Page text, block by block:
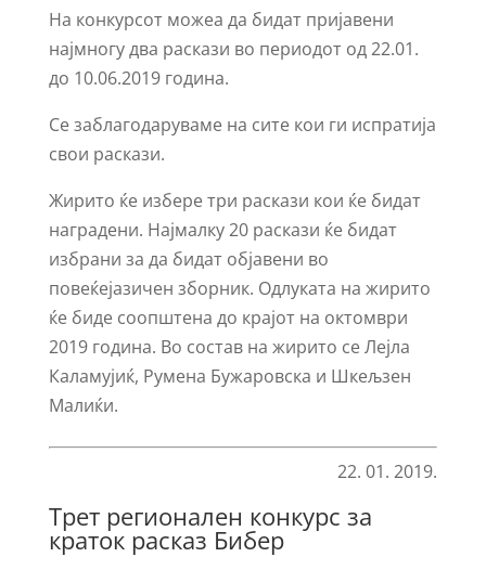
На конкурсот можеа да бидат пријавени
најмногу два раскази во периодот од 22.01.
до 10.06.2019 година.
Се заблагодаруваме на сите кои ги испратија
свои раскази.
Жирито ќе избере три раскази кои ќе бидат
наградени. Најмалку 20 раскази ќе бидат
избрани за да бидат објавени во
повеќејазичен зборник. Одлуката на жирито
ќе биде соопштена до крајот на октомври
2019 година. Во состав на жирито се Лејла
Каламујиќ, Румена Бужаровска и Шкељзен
Малиќи.
22. 01. 2019.
Трет регионален конкурс за
краток расказ Бибер